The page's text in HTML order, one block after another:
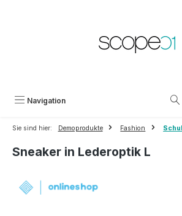
Navigation
Sie sind hier: Demoprodukte Fashion
Sneaker in Lederoptik L